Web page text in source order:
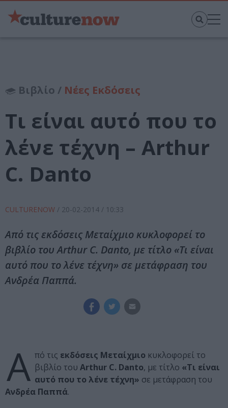
Βιβλίο / Νέες Εκδόσεις
Τι είναι αυτό που το
λένε τέχνη – Arthur
C. Danto
CULTURENOW / 20-02-2014 / 10:33
Από τις εκδόσεις Μεταίχμιο κυκλοφορεί το
βιβλίο του Arthur C. Danto, με τίτλο «Τι είναι
αυτό που το λένε τέχνη» σε μετάφραση του
Ανδρέα Παππά.
Α πό τις εκδόσεις Μεταίχμιο κυκλοφορεί το
βιβλίο του Arthur C. Danto, με τίτλο «Τι είναι
αυτό που το λένε τέχνη» σε μετάφραση του
Ανδρέα Παππά.